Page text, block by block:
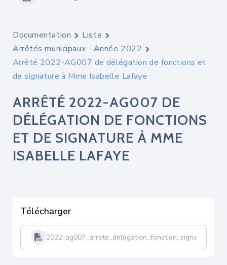
Documentation
Liste
Arrêtés municipaux - Année 2022
Arrêté 2022-AG007 de délégation de fonctions et
de signature à Mme Isabelle Lafaye
ARRÊTÉ 2022-AG007 DE
DÉLÉGATION DE FONCTIONS
ET DE SIGNATURE À MME
ISABELLE LAFAYE
Télécharger
2022-